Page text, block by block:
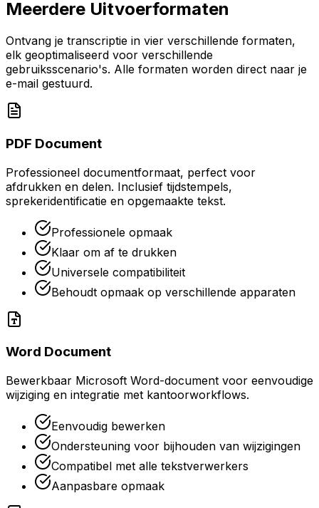
Meerdere Uitvoerformaten
Ontvang je transcriptie in vier verschillende formaten,
elk geoptimaliseerd voor verschillende
gebruiksscenario's. Alle formaten worden direct naar je
e-mail gestuurd.
PDF Document
Professioneel documentformaat, perfect voor
afdrukken en delen. Inclusief tijdstempels,
sprekeridentificatie en opgemaakte tekst.
Professionele opmaak
Klaar om af te drukken
Universele compatibiliteit
Behoudt opmaak op verschillende apparaten
Word Document
Bewerkbaar Microsoft Word-document voor eenvoudige
wijziging en integratie met kantoorworkflows.
Eenvoudig bewerken
Ondersteuning voor bijhouden van wijzigingen
Compatibel met alle tekstverwerkers
Aanpasbare opmaak